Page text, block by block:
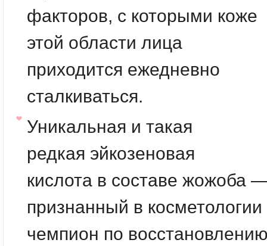
факторов, с которыми коже
этой области лица
приходится ежедневно
сталкиваться.
Уникальная и такая
редкая эйкозеновая
кислота в составе жожоба
признанный в косметологии
чемпион по